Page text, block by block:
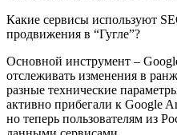
Какие сервисы используют
продвижения в “Гугле”?
Основной инструмент –
отслеживать изменения в
разные технические
активно прибегали к Google
но теперь пользователям из